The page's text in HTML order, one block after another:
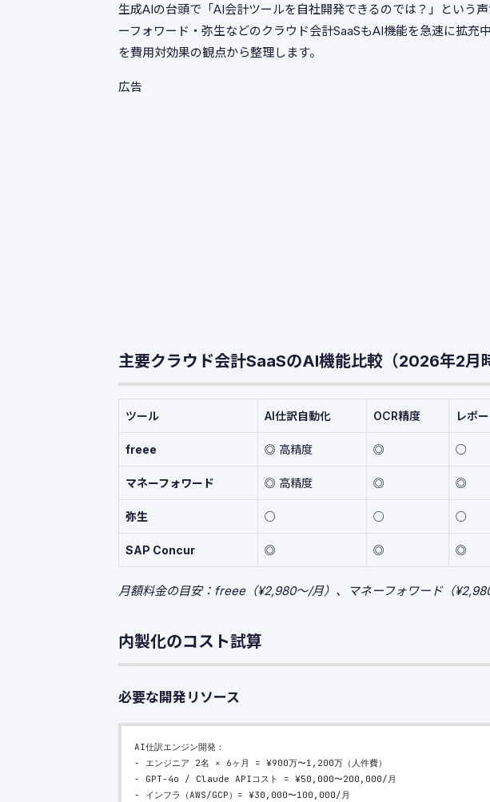
生成AIの台頭で「AI会計ツールを自社開発できるのでは？」という
ーフォワード・弥生などのクラウド会計SaaSもAI機能を急速に拡充
を費用対効果の観点から整理します。
広告
主要クラウド会計SaaSのAI機能比較（2026年2月
ツール AI仕訳自動化 OCR精度 レポ
freee ◎ 高精度 ◎ ○
マネーフォワード ◎ 高精度 ◎ ◎
弥生 ○ ○ ○
SAP Concur ◎ ◎ ◎
月額料金の目安：freee（¥2,980〜/月）、マネーフォワード（
内製化のコスト試算
必要な開発リソース
AI仕訳エンジン開発：
- エンジニア 2名 × 6ヶ月 = ¥900万〜1,200万（人件費）
- GPT-4o / Claude APIコスト = ¥50,000〜200,000/月
- インフラ（AWS/GCP）= ¥30,000〜100,000/月